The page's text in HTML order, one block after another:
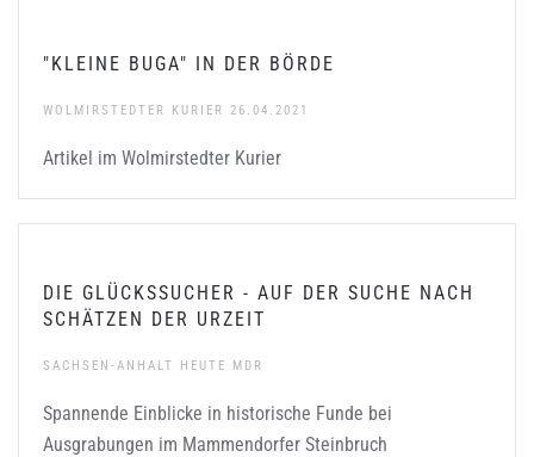
"KLEINE BUGA" IN DER BÖRDE
WOLMIRSTEDTER KURIER 26.04.2021
Artikel im Wolmirstedter Kurier
DIE GLÜCKSSUCHER - AUF DER SUCHE NACH
SCHÄTZEN DER URZEIT
SACHSEN-ANHALT HEUTE MDR
Spannende Einblicke in historische Funde bei
Ausgrabungen im Mammendorfer Steinbruch